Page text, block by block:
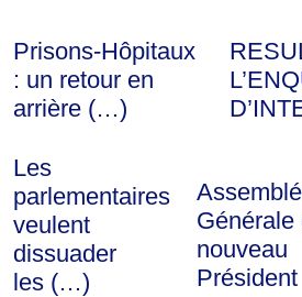
Prisons-Hôpitaux
: un retour en
arrière (…)
Les
parlementaires
veulent
dissuader
les (…)
Générale
nouveau
Président